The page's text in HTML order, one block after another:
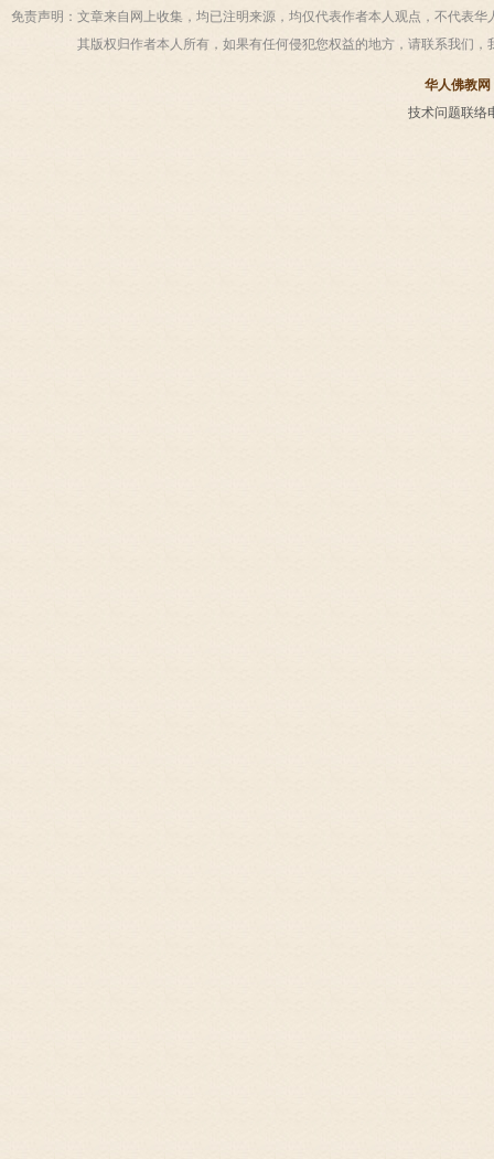
免责声明： 文章来自网上收集，均已注明来源，均仅代表作者本人观点，不代表
其版权归作者本人所有，如果有任何侵犯您权益的地方，请联系我们，
华人佛教网
技术问题联络